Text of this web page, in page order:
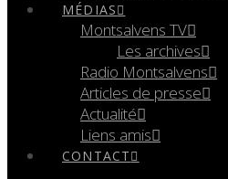
MÉDIAS
Montsalvens TV
Les archives
Radio Montsalvens
Articles de presse
Actualité
Liens amis
CONTACT